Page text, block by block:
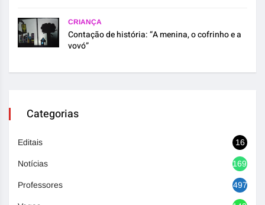
CRIANÇA
Contação de história: “A menina, o cofrinho e a
vovó”
Categorias
Editais 16
Notícias 1692
Professores 497